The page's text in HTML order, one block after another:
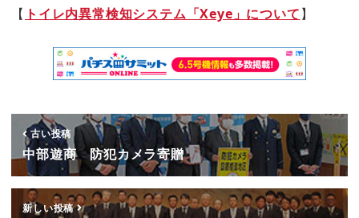
【 トイレ内異常検知システム「Xeye」について】
古い投稿
中部遊商 防犯カメラ寄贈
新しい投稿